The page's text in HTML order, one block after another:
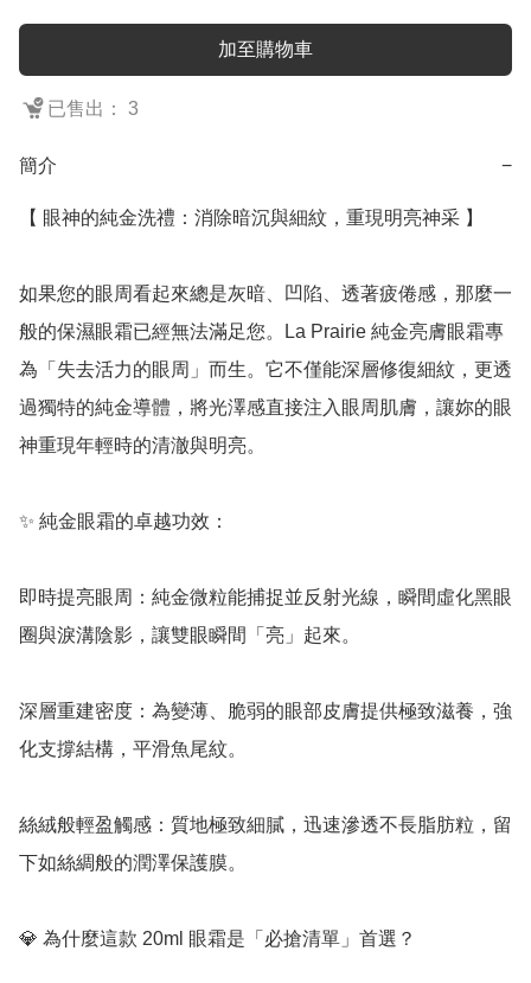
加至購物車
已售出： 3
簡介 −
【 眼神的純金洗禮：消除暗沉與細紋，重現明亮神采 】
如果您的眼周看起來總是灰暗、凹陷、透著疲倦感，那麼一
般的保濕眼霜已經無法滿足您。La Prairie 純金亮膚眼霜專
為「失去活力的眼周」而生。它不僅能深層修復細紋，更透
過獨特的純金導體，將光澤感直接注入眼周肌膚，讓妳的眼
神重現年輕時的清澈與明亮。
✨ 純金眼霜的卓越功效：
即時提亮眼周：純金微粒能捕捉並反射光線，瞬間虛化黑眼
圈與淚溝陰影，讓雙眼瞬間「亮」起來。
深層重建密度：為變薄、脆弱的眼部皮膚提供極致滋養，強
化支撐結構，平滑魚尾紋。
絲絨般輕盈觸感：質地極致細膩，迅速滲透不長脂肪粒，留
下如絲綢般的潤澤保護膜。
💎 為什麼這款 20ml 眼霜是「必搶清單」首選？